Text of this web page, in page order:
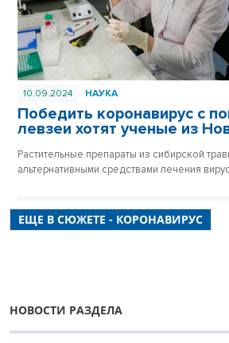
10.09.2024 НАУКА
Победить коронавирус с
левзеи хотят ученые из
Растительные препараты из сибирской
альтернативными средствами лечения
ЕЩЕ В СЮЖЕТЕ - КОРОНАВИРУС
НОВОСТИ РАЗДЕЛА